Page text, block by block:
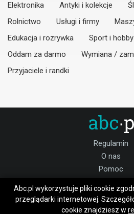
Elektronika
Antyki i kolekcje
Rolnictwo
Usługi i firmy
Edukacja i rozrywka
Sport i hobby
Oddam za darmo
Wymiana /
Przyjaciele i randki
Regulamin
O nas
Pomoc
Praca
Dołącz do nas:
Abc.pl wykorzystuje pliki cookie
przeglądarki internetowej.
cookie znajdziesz w